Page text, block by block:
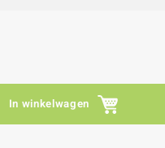
In winkelwagen